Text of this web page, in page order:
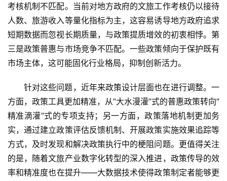
区
二
消
文
合
乡
村
振
兴
考核机制不匹配。当前对地方政府的文旅工作考核仍以接待
人数、旅游收入等量化指标为主，这容易诱导地方政府追求
短期数据而忽视长期质量，与政策提质增效的初衷相悖。第
三是政策普惠与市场竞争不匹配。一些政策倾向于保护既有
市场主体，这可能固化行业格局，抑制创新活力。
针对这些问题，近年来政策设计层面也在进行调整。一
方面，政策工具更加精准，从”大水漫灌”式的普惠政策转向”
精准滴灌”式的专项支持；另一方面，政策落地机制更加务
实，通过建立政策评估反馈机制、开展政策实施效果追踪等
方式，及时发现和解决政策执行中的梗阻问题。更值得关注
的是，随着文旅产业数字化转型的深入推进，政策传导的效
率和精准度也在提升——大数据技术使得政策制定者能够更